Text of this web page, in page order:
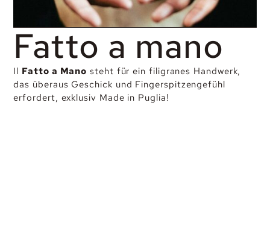
Fatto a mano
Il Fatto a Mano steht für ein filigranes Handwerk,
das überaus Geschick und Fingerspitzengefühl
erfordert, exklusiv Made in Puglia!